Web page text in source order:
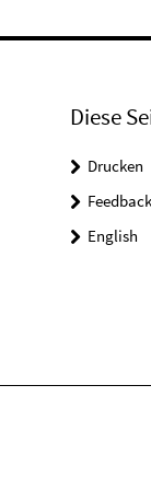
Diese
Drucken
Feedback
English